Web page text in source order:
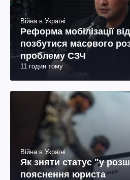
Війна в Україні
Реформа мобілізації
позбутися масового
проблему СЗЧ
11 годин тому
Війна в Україні
Як зняти статус "у
пояснення юриста